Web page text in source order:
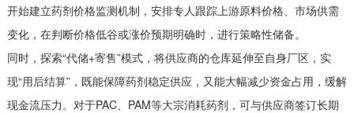
开始建立药剂价格监测机制，安排专人跟踪上游原料价格、市场供需
变化，在判断价格低谷或涨价预期明确时，进行策略性储备。
同时，探索“代储+寄售”模式，将供应商的仓库延伸至自身厂区，实
现“用后结算”，既能保障药剂稳定供应，又能大幅减少资金占用，缓解
现金流压力。对于PAC、PAM等大宗消耗药剂，可与供应商签订长期